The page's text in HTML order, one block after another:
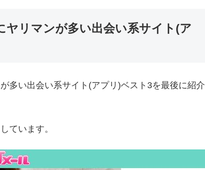
ヤリマンが多い出会い系サイト(ア
多い出会い系サイト(アプリ)ベスト3を最後に紹介
ています。